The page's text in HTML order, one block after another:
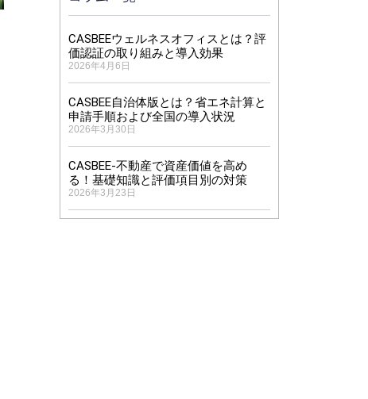
CASBEEウェルネスオフィスとは？評
価認証の取り組みと導入効果
2026年4月6日
CASBEE自治体版とは？省エネ計算と
申請手順および全国の導入状況
2026年3月30日
CASBEE-不動産で資産価値を高め
る！基礎知識と評価項目別の対策
2026年3月23日